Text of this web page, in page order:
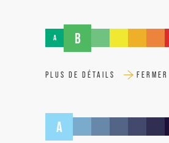
A B
PLUS DE DÉTAILS FERMER
A